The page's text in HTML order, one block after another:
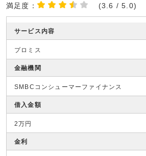
満足度： (3.6 / 5.0)
サービス内容
プロミス
金融機関
SMBCコンシューマーファイナンス
借入金額
2万円
金利